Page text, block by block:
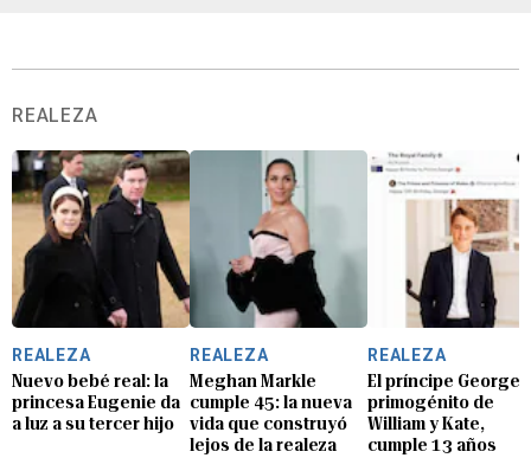
REALEZA
REALEZA
Nuevo bebé real: la
princesa Eugenie da
a luz a su tercer hijo
REALEZA
Meghan Markle
cumple 45: la nueva
vida que construyó
lejos de la realeza
REALEZA
El príncipe George,
primogénito de
William y Kate,
cumple 13 años